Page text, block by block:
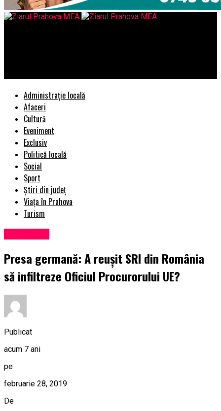
Administrație locală
Afaceri
Cultură
Eveniment
Exclusiv
Politică locală
Social
Sport
Știri din județ
Viața în Prahova
Turism
Presa germană: A reușit SRI din România
să infiltreze Oficiul Procurorului UE?
Publicat
acum 7 ani
pe
februarie 28, 2019
De